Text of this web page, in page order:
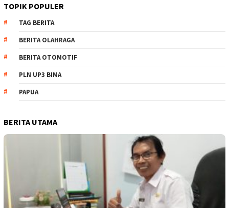
TOPIK POPULER
TAG BERITA
BERITA OLAHRAGA
BERITA OTOMOTIF
PLN UP3 BIMA
PAPUA
BERITA UTAMA